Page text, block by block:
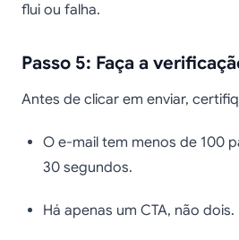
flui ou falha.
Passo 5: Faça a
Antes de clicar em enviar,
O e-mail tem menos de 100
30 segundos.
Há apenas um CTA, não dois.